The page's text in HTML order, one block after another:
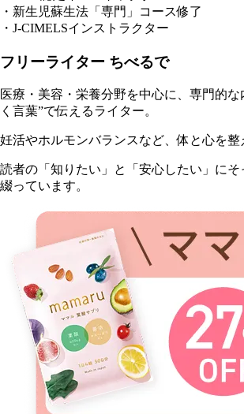
・新生児蘇生法「専門」コース修了
・J-CIMELSインストラクター
フリーライター ちべるで
医療・美容・栄養分野を中心に、専門的な
く言葉”で伝えるライター。
妊活やホルモンバランスなど、体と心を整
読者の「知りたい」と「安心したい」にそ
綴っています。